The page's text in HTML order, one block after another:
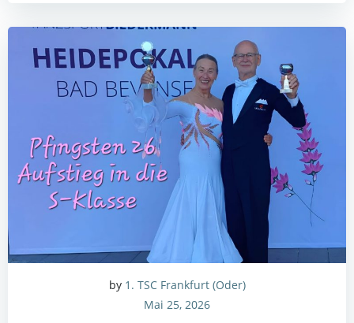
by 1. TSC Frankfurt (Oder)
Mai 25, 2026